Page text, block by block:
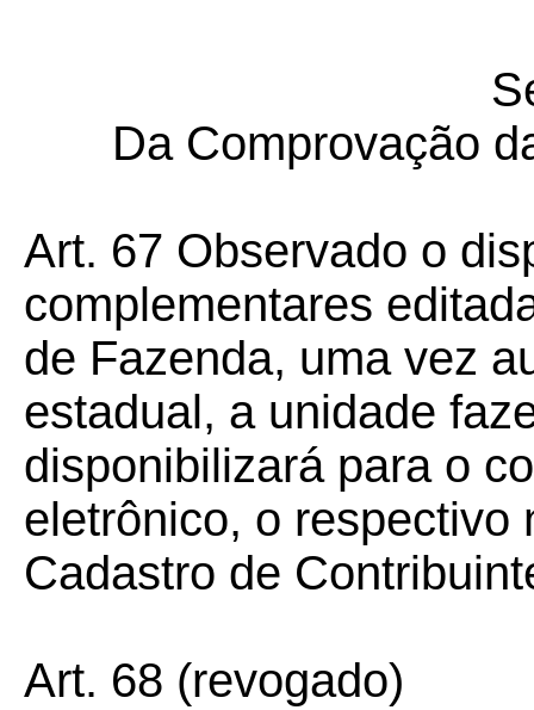
Da Comprovação
Art. 67 Observado o
complementares
de Fazenda, uma vez
estadual, a unidade
disponibilizará para o
eletrônico, o respectivo
Cadastro de
Art. 68 (revogado)